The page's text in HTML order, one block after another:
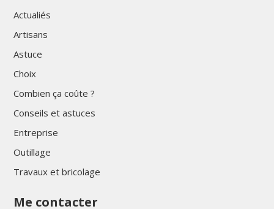
Actualiés
Artisans
Astuce
Choix
Combien ça coûte ?
Conseils et astuces
Entreprise
Outillage
Travaux et bricolage
Me contacter